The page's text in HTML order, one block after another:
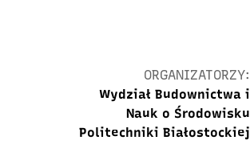
ORGANIZATORZY:
Wydział Budownictwa i
Nauk o Środowisku
Politechniki Białostockiej